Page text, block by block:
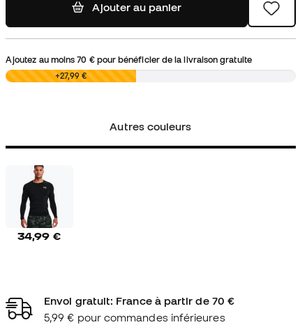
Ajouter au panier
Ajoutez au moins70 €pour bénéficier de la livraison gratuite
0,00 € +27,99 €
Autres couleurs
34,99 €
Envoi gratuit: France à partir de 70 €
5,99 € pour commandes inférieures